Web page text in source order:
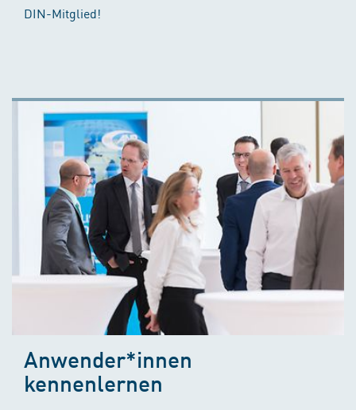
DIN-Mitglied!
Anwender*innen
kennenlernen